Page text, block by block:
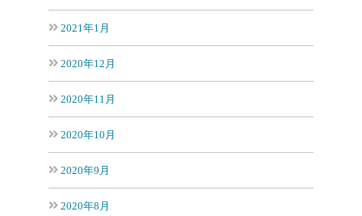
2021年1月
2020年12月
2020年11月
2020年10月
2020年9月
2020年8月